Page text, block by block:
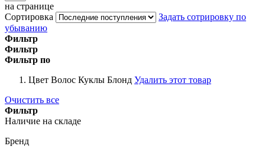
на странице
Сортировка
Задать сотрировку по
убыванию
Фильтр
Фильтр
Фильтр по
Цвет Волос Куклы Блонд Удалить этот товар
Очистить все
Фильтр
Наличие на складе
Бренд